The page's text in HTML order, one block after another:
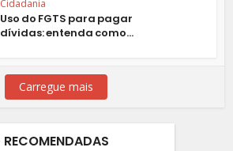
Cidadania
Uso do FGTS para pagar
dívidas: entenda como...
Carregue mais
RECOMENDADAS